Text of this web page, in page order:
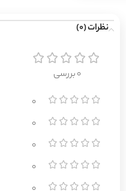
نظرات (0)
0 بررسی
0
0
0
0